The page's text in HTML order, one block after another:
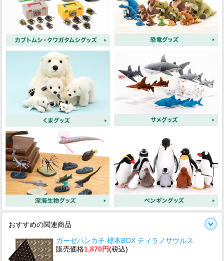
おすすめの関連商品
ガーゼハンカチ 標本BOX ティラノサウルス
販売価格1,870円(税込)